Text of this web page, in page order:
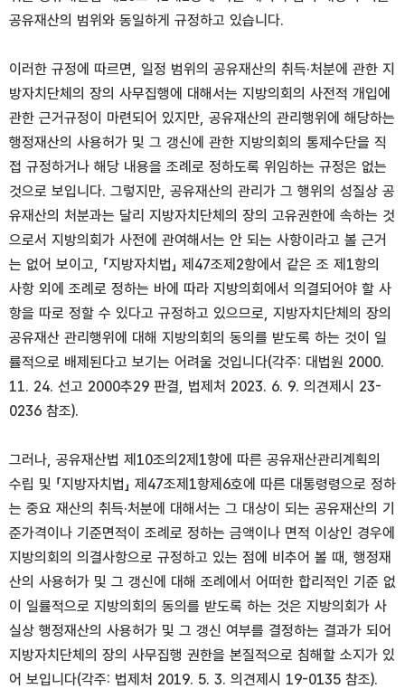
공유재산의 범위와 동일하게 규정하고 있습니다.
이러한 규정에 따르면, 일정 범위의 공유재산의 취득·처분에 관한 지
방자치단체의 장의 사무집행에 대해서는 지방의회의 사전적 개입에
관한 근거규정이 마련되어 있지만, 공유재산의 관리행위에 해당하는
행정재산의 사용허가 및 그 갱신에 관한 지방의회의 통제수단을 직
접 규정하거나 해당 내용을 조례로 정하도록 위임하는 규정은 없는
것으로 보입니다. 그렇지만, 공유재산의 관리가 그 행위의 성질상 공
유재산의 처분과는 달리 지방자치단체의 장의 고유권한에 속하는 것
으로서 지방의회가 사전에 관여해서는 안 되는 사항이라고 볼 근거
는 없어 보이고, 「지방자치법」 제47조제2항에서 같은 조 제1항의
사항 외에 조례로 정하는 바에 따라 지방의회에서 의결되어야 할 사
항을 따로 정할 수 있다고 규정하고 있으므로, 지방자치단체의 장의
공유재산 관리행위에 대해 지방의회의 동의를 받도록 하는 것이 일
률적으로 배제된다고 보기는 어려울 것입니다(각주: 대법원 2000.
11. 24. 선고 2000추29 판결, 법제처 2023. 6. 9. 의견제시 23-
0236 참조).
그러나, 공유재산법 제10조의2제1항에 따른 공유재산관리계획의
수립 및 「지방자치법」 제47조제1항제6호에 따른 대통령령으로 정하
는 중요 재산의 취득·처분에 대해서는 그 대상이 되는 공유재산의 기
준가격이나 기준면적이 조례로 정하는 금액이나 면적 이상인 경우에
지방의회의 의결사항으로 규정하고 있는 점에 비추어 볼 때, 행정재
산의 사용허가 및 그 갱신에 대해 조례에서 어떠한 합리적인 기준 없
이 일률적으로 지방의회의 동의를 받도록 하는 것은 지방의회가 사
실상 행정재산의 사용허가 및 그 갱신 여부를 결정하는 결과가 되어
지방자치단체의 장의 사무집행 권한을 본질적으로 침해할 소지가 있
어 보입니다(각주: 법제처 2019. 5. 3. 의견제시 19-0135 참조).